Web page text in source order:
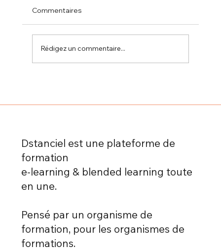
Commentaires
Rédigez un commentaire...
Dstanciel est une plateforme de
formation
e-learning & blended learning toute
en une.
Pensé par un organisme de
formation, pour les organismes de
formations.